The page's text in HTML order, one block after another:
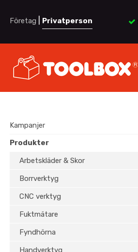
Företag Privatperson
Kampanjer
Produkter
Arbetskläder & Skor
Borrverktyg
CNC verktyg
Fuktmätare
Fyndhörna
Handverktyg